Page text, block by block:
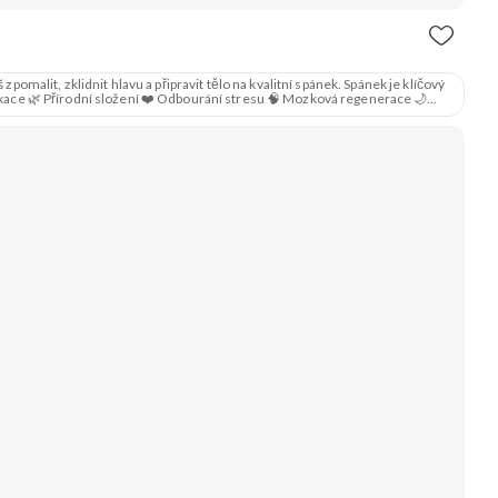
zklidnit hlavu a připravit tělo na kvalitní spánek. Spánek je klíčový
🌿 Přírodní složení ❤️ Odbourání stresu 🧠 Mozková regenerace 🌙